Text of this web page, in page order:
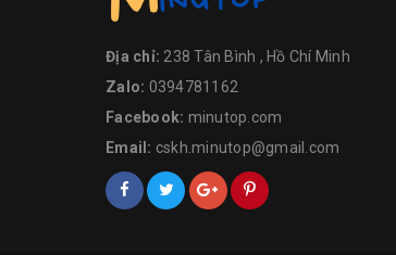
Địa chỉ: 238 Tân Bình , Hồ Chí Minh
Zalo: 0394781162
Facebook: minutop.com
Email: cskh.minutop@gmail.com